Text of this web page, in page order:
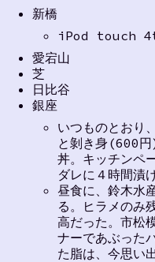
新橋
iPod touch
愛宕山
芝
日比谷
銀座
いつものとおり
と剝き身(600円
丼。キッチンペ
ダレに４時間漬
昼食に、鈴木水
る。ヒラメのみ
高だった。市松
ナーであぶった
た脂は、今思い